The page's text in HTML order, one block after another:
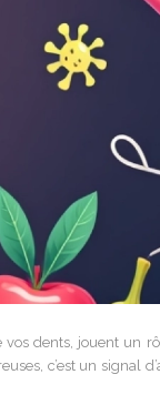
dents, jouent un
c’est un signal